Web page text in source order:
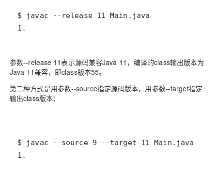
1.
参数--release 11表示源码兼容Java 11，编译的class输出版本为
Java 11兼容，即class版本55。
第二种方式是用参数--source指定源码版本，用参数--target指定
输出class版本：
1.